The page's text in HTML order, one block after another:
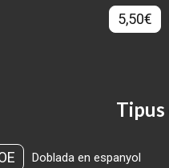
5,50€
Tipus
Doblada en espanyol